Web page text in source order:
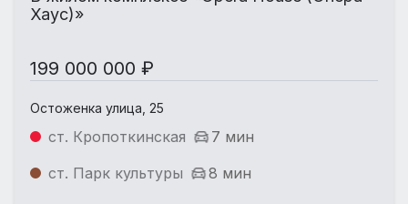
Хаус)»
199 000 000 ₽
Остоженка улица, 25
ст. Кропоткинская
7 мин
ст. Парк культуры
8 мин